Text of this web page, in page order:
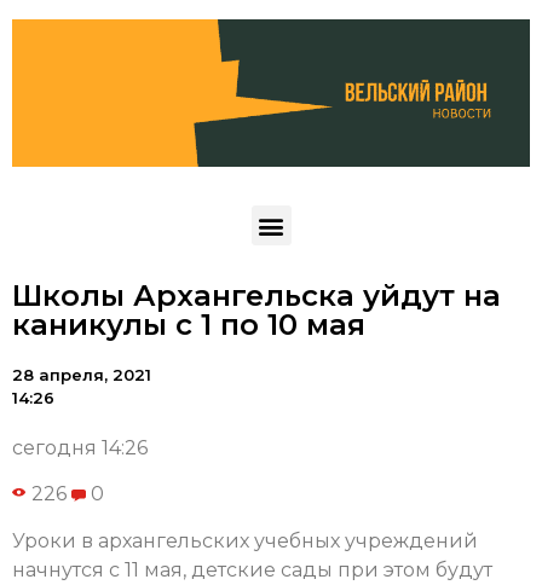
Школы Архангельска уйдут на
каникулы с 1 по 10 мая
28 апреля, 2021
14:26
сегодня 14:26
226 0
Уроки в архангельских учебных учреждений
начнутся с 11 мая, детские сады при этом будут